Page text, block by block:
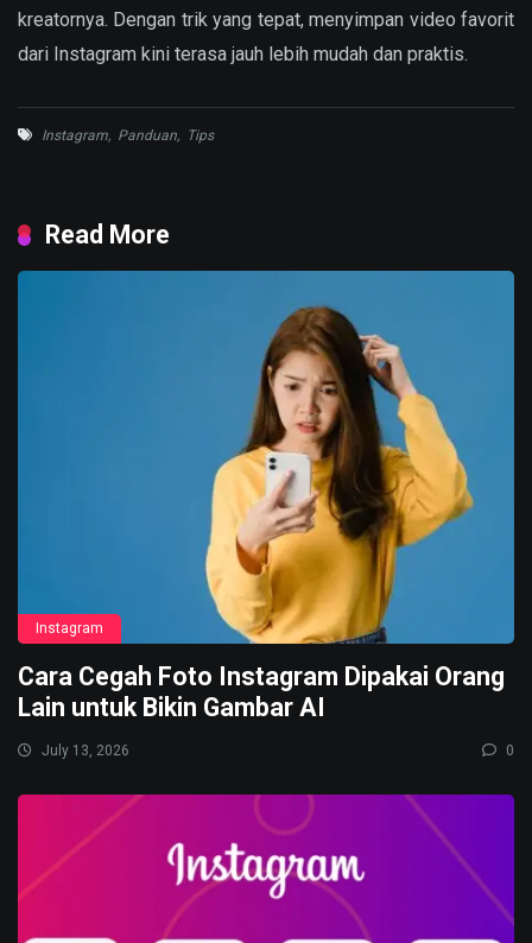
kreatornya. Dengan trik yang tepat, menyimpan video favorit
dari Instagram kini terasa jauh lebih mudah dan praktis.
Instagram, Panduan, Tips
Read More
Instagram
Cara Cegah Foto Instagram Dipakai Orang
Lain untuk Bikin Gambar AI
July 13, 2026 0